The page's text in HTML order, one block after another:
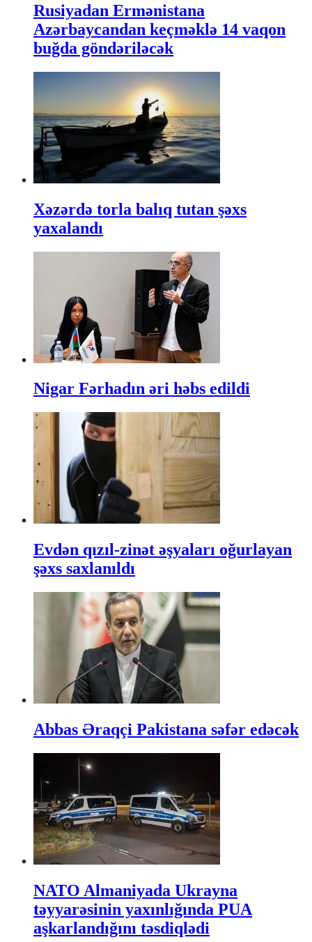
Rusiyadan Ermənistana
Azərbaycandan keçməklə 14 vaqon
buğda göndəriləcək
Xəzərdə torla balıq tutan şəxs
yaxalandı
Nigar Fərhadın əri həbs edildi
Evdən qızıl-zinət əşyaları oğurlayan
şəxs saxlanıldı
Abbas Əraqçi Pakistana səfər edəcək
NATO Almaniyada Ukrayna
təyyarəsinin yaxınlığında PUA
aşkarlandığını təsdiqlədi